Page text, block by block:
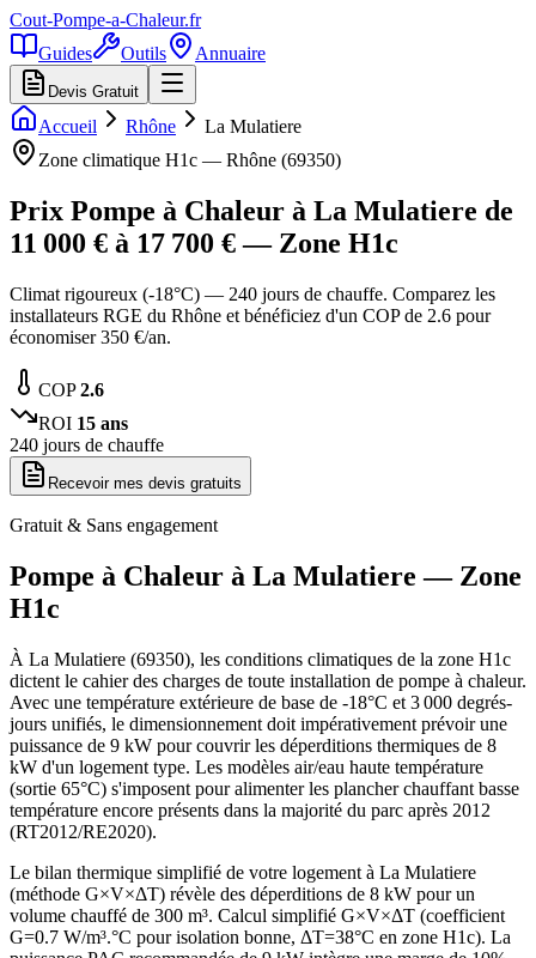
Cout-Pompe-a-Chaleur.fr
Guides
Outils Annuaire
Devis Gratuit
Accueil Rhône
La Mulatiere
Zone climatique H1c — Rhône (69350)
Prix Pompe à Chaleur à La Mulatiere de
11 000 € à 17 700 € — Zone H1c
Climat rigoureux (-18°C) — 240 jours de chauffe. Comparez les
installateurs RGE du Rhône et bénéficiez d'un COP de 2.6 pour
économiser 350 €/an.
COP2.6
ROI 15 ans
240 jours de chauffe
Recevoir mes devis gratuits
Gratuit & Sans engagement
Pompe à Chaleur à La Mulatiere — Zone
H1c
À La Mulatiere (69350), les conditions climatiques de la zone H1c
dictent le cahier des charges de toute installation de pompe à chaleur.
Avec une température extérieure de base de -18°C et 3 000 degrés-
jours unifiés, le dimensionnement doit impérativement prévoir une
puissance de 9 kW pour couvrir les déperditions thermiques de 8
kW d'un logement type. Les modèles air/eau haute température
(sortie 65°C) s'imposent pour alimenter les plancher chauffant basse
température encore présents dans la majorité du parc après 2012
(RT2012/RE2020).
Le bilan thermique simplifié de votre logement à La Mulatiere
(méthode G×V×ΔT) révèle des déperditions de 8 kW pour un
volume chauffé de 300 m³. Calcul simplifié G×V×ΔT (coefficient
G=0.7 W/m³.°C pour isolation bonne, ΔT=38°C en zone H1c). La